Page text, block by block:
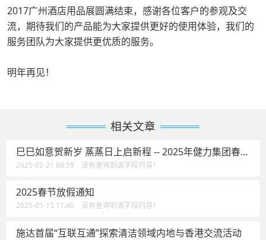
2017广州酒店用品展圆满结束，感谢各位客户的参观及交
流，期待我们的产品能为大家提供更好的使用体验，我们的
服务团队为大家提供更优质的服务。
明年再见！
相关文章
巳巳如意贺新岁 蒸蒸日上启新程 -- 2025年健力集团春茗
活动花絮
2025-02-21 08:59 没有查询到该字段内容！
2025春节放假通知
2025-01-15 11:40 没有查询到该字段内容！
施达首届“互联互通”探索清洁领域内地与香港交流活动